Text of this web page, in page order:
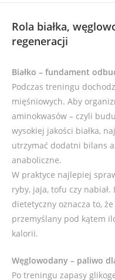
Rola białka,
regeneracji
Białko – fundament
Podczas treningu
mięśniowych. Aby
aminokwasów – czyli
wysokiej jakości białka,
utrzymać dodatni bilans
anaboliczne.
W praktyce najlepiej
ryby, jaja, tofu czy
dietetyczny oznacza to,
przemyślany pod kątem
kalorii.
Węglowodany – paliwo
Po treningu zapasy